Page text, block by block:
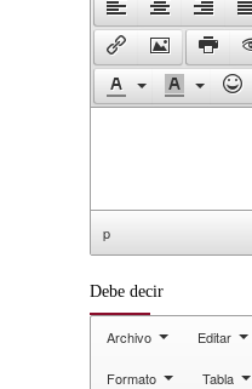
p
Debe decir
Archivo Editar
Formato Tabla